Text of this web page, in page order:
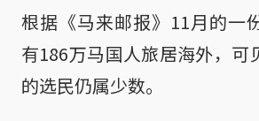
根据《马来邮报》11月的一
有186万马国人旅居海外，可
的选民仍属少数。